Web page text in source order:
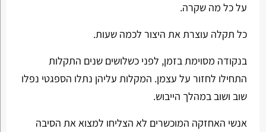
על כל מה שקרה.
כל תקלה עוצרת את היצור לכמה שעות.
בנקודה מסוימת בזמן, לפני כשלושים שנים התקלות
התחילו לחזור על עצמן. המקלות עליהן נתלו הספגטי נפלו
שוב ושוב במהלך הייבוש.
אנשי האחזקה המוכשרים לא הצליחו למצוא את הסיבה